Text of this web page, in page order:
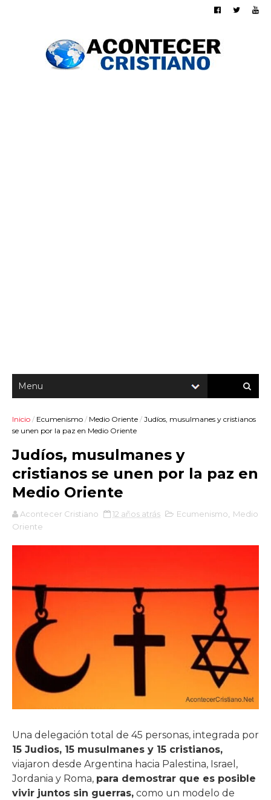
Inicio / Ecumenismo / Medio Oriente / Judíos, musulmanes y cristianos
se unen por la paz en Medio Oriente
Judíos, musulmanes y
cristianos se unen por la paz en
Medio Oriente
Acontecer Cristiano 12 años atrás Ecumenismo
Medio
Oriente
Una delegación total de 45 personas, integrada por
15 Judios, 15 musulmanes y 15 cristianos,
viajaron desde Argentina hacia Palestina, Israel,
Jordania y Roma, para demostrar que es posible
vivir juntos sin guerras, como un modelo de